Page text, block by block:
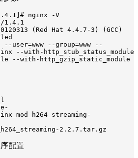
nginx -V
1.4.1
(Red Hat 4.4.7-3) (GCC)
user=www --group=www --
--with-http_stub_status_module
--with-http_gzip_static_module
2.2.7.tar.gz
配置